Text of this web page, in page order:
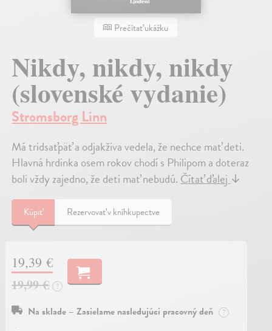
Prečítať ukážku
Nikdy, nikdy, nikdy
(slovenské vydanie)
Stromsborg Linn
Má tridsaťpäť a odjakživa vedela, že nechce mať deti.
Hlavná hrdinka osem rokov chodí s Philipom a doteraz
boli vždy zajedno, že deti mať nebudú.Čítať ďalej↓
Kúpiť Rezervovať v kníhkupectve
19,39 €
19,99 €
?
Na sklade – Zasielame nasledujúci pracovný deň ?